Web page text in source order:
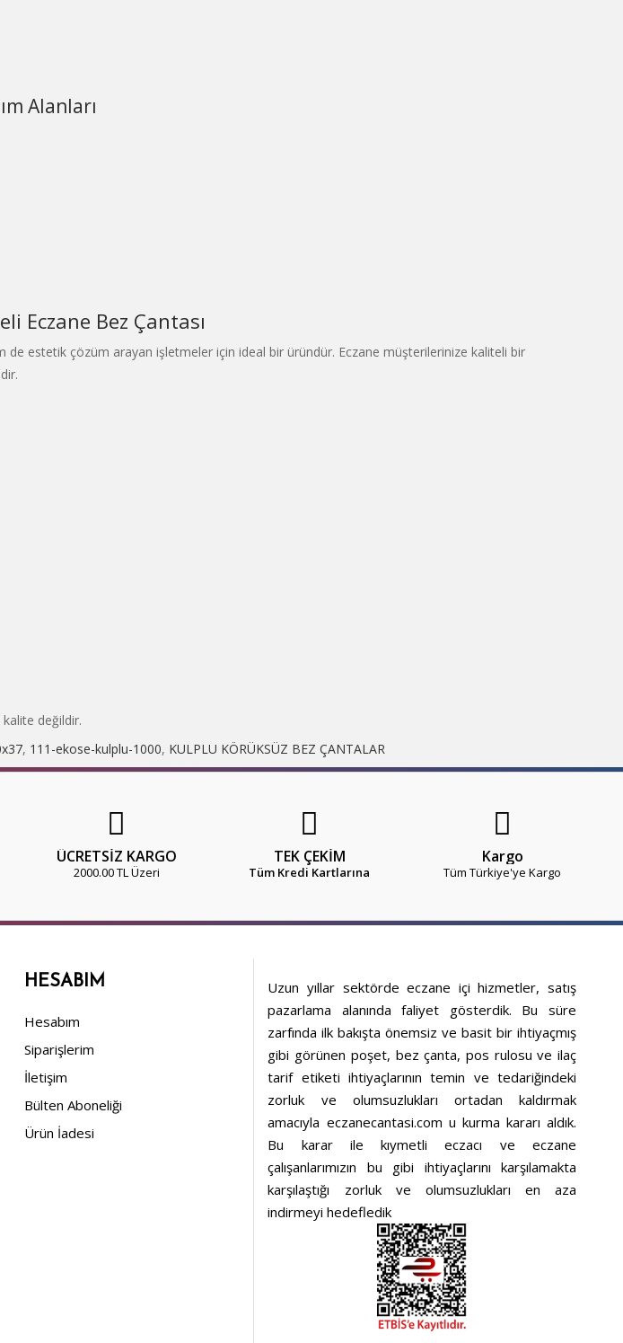
Alanları
Eczane Bez Çantası
estetik çözüm arayan işletmeler için ideal bir üründür. Eczane müşterilerinize kaliteli bir
değildir.
, 111-ekose-kulplu-1000, KULPLU KÖRÜKSÜZ BEZ ÇANTALAR
ÜCRETSİZ KARGO
2000.00 TL Üzeri
TEK ÇEKİM
Tüm Kredi Kartlarına
Kargo
Tüm Türkiye'ye Kargo
HESABIM
Hesabım
Siparişlerim
İletişim
Bülten Aboneliği
Ürün İadesi
Uzun yıllar sektörde eczane içi hizmetler, satış
pazarlama alanında faliyet gösterdik. Bu süre
zarfında ilk bakışta önemsiz ve basit bir ihtiyaçmış
gibi görünen poşet, bez çanta, pos rulosu ve ilaç
tarif etiketi ihtiyaçlarının temin ve tedariğindeki
zorluk ve olumsuzlukları ortadan kaldırmak
amacıyla eczanecantasi.com u kurma kararı aldık.
Bu karar ile kıymetli eczacı ve eczane
çalışanlarımızın bu gibi ihtiyaçlarını karşılamakta
karşılaştığı zorluk ve olumsuzlukları en aza
indirmeyi hedefledik